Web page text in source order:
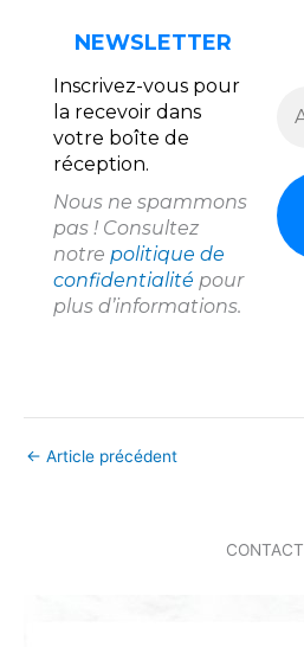
NEWSLETTER
Inscrivez-vous pour
la recevoir dans
votre boîte de
réception.
Nous ne spammons
pas ! Consultez
notre politique de
confidentialité pour
plus d’informations.
← Article précédent
CONTACT